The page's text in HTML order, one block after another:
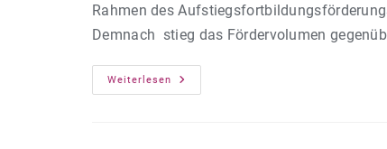
Rahmen des
Demnach stieg das Fördervolumen
Weiterlesen
Milliardengrenze
Bei